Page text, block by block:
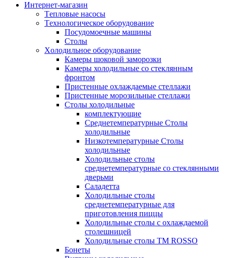
Интернет-магазин
Tепловые насосы
Tехнологическое оборудование
Посудомоечные машины
Столы
Xолодильное оборудование
Камеры шоковой заморозки
Камеры холодильные со стеклянным
фронтом
Пристенные охлаждаемые стеллажи
Пристенные морозильные стеллажи
Столы холодильные
комплектующие
Среднетемпературные Столы
холодильные
Низкотемпературные Столы
холодильные
Холодильные столы
среднетемпературные со стеклянными
дверьми
Саладетта
Холодильные столы
среднетемпературные для
приготовления пиццы
Холодильные столы с охлаждаемой
столешницей
Холодильные столы ТМ ROSSO
Бонеты